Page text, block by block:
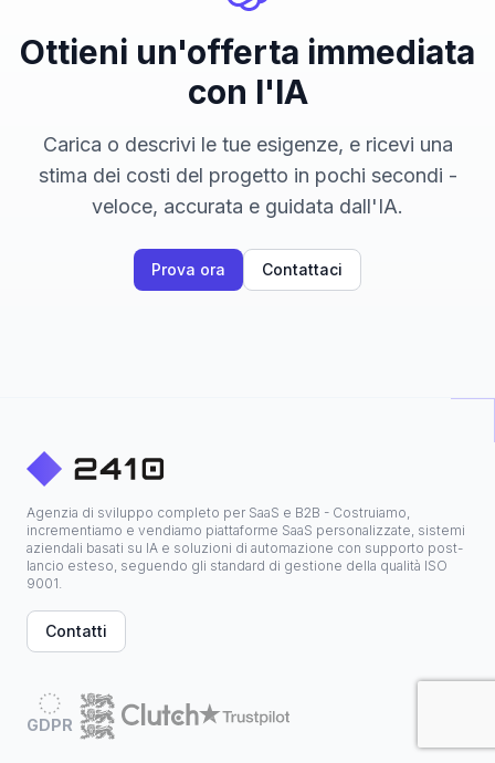
Ottieni un'offerta immediata
con l'IA
Carica o descrivi le tue esigenze, e ricevi una
stima dei costi del progetto in pochi secondi -
veloce, accurata e guidata dall'IA.
Prova ora Contattaci
Agenzia di sviluppo completo per SaaS e B2B - Costruiamo,
incrementiamo e vendiamo piattaforme SaaS personalizzate, sistemi
aziendali basati su IA e soluzioni di automazione con supporto post-
lancio esteso, seguendo gli standard di gestione della qualità ISO
9001.
Contatti
GDPR